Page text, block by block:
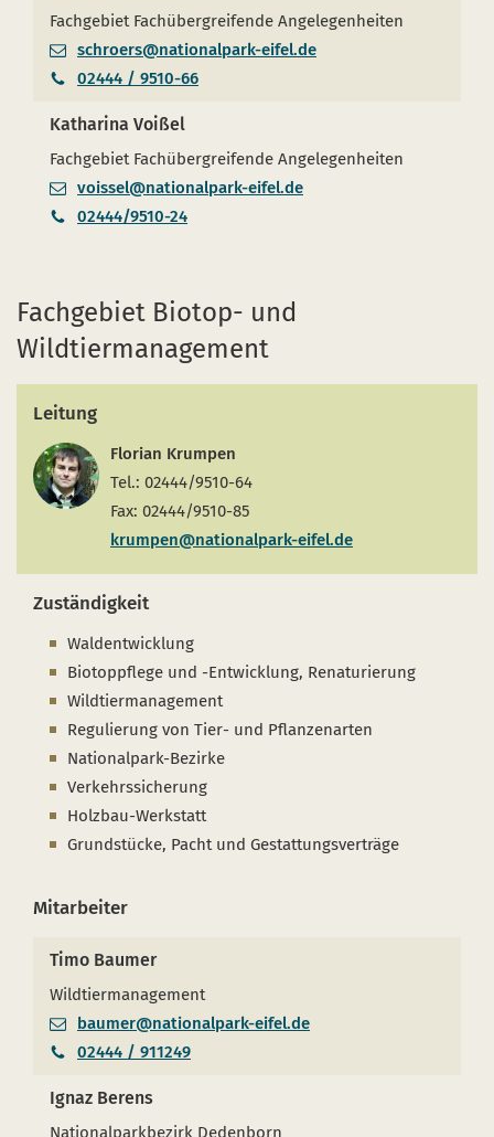
Fachgebiet Fachübergreifende Angelegenheiten
schroers@nationalpark-eifel.de
02444 / 9510-66
Katharina Voißel
Fachgebiet Fachübergreifende Angelegenheiten
voissel@nationalpark-eifel.de
02444/9510-24
Fachgebiet Biotop- und
Wildtiermanagement
Leitung
Florian Krumpen
Tel.: 02444/9510-64
Fax: 02444/9510-85
krumpen@nationalpark-eifel.de
Zuständigkeit
Waldentwicklung
Biotoppflege und -Entwicklung, Renaturierung
Wildtiermanagement
Regulierung von Tier- und Pflanzenarten
Nationalpark-Bezirke
Verkehrssicherung
Holzbau-Werkstatt
Grundstücke, Pacht und Gestattungsverträge
Mitarbeiter
Timo Baumer
Wildtiermanagement
baumer@nationalpark-eifel.de
02444 / 911249
Ignaz Berens
Nationalparkbezirk Dedenborn